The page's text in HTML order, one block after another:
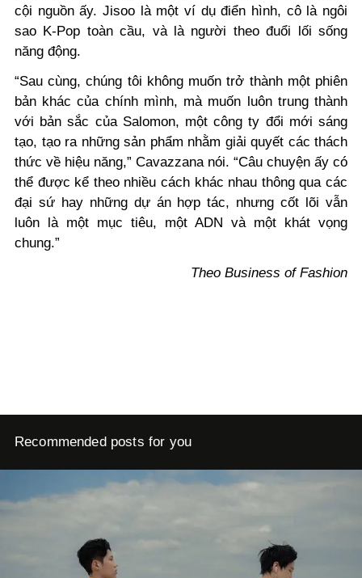
cội nguồn ấy. Jisoo là một ví dụ điển hình, cô là ngôi
sao K-Pop toàn cầu, và là người theo đuổi lối sống
năng động.
“Sau cùng, chúng tôi không muốn trở thành một phiên
bản khác của chính mình, mà muốn luôn trung thành
với bản sắc của Salomon, một công ty đổi mới sáng
tạo, tạo ra những sản phẩm nhằm giải quyết các thách
thức về hiệu năng,” Cavazzana nói. “Câu chuyện ấy có
thể được kể theo nhiều cách khác nhau thông qua các
đại sứ hay những dự án hợp tác, nhưng cốt lõi vẫn
luôn là một mục tiêu, một ADN và một khát vọng
chung.”
Theo Business of Fashion
Recommended posts for you